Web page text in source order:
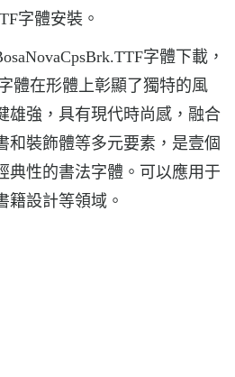
字體安裝。
字體下載，
體在形體上彰顯了獨特的風
雄強，具有現代時尚感，融合
和裝飾體等多元要素，是壹個
典性的書法字體。可以應用于
籍設計等領域。